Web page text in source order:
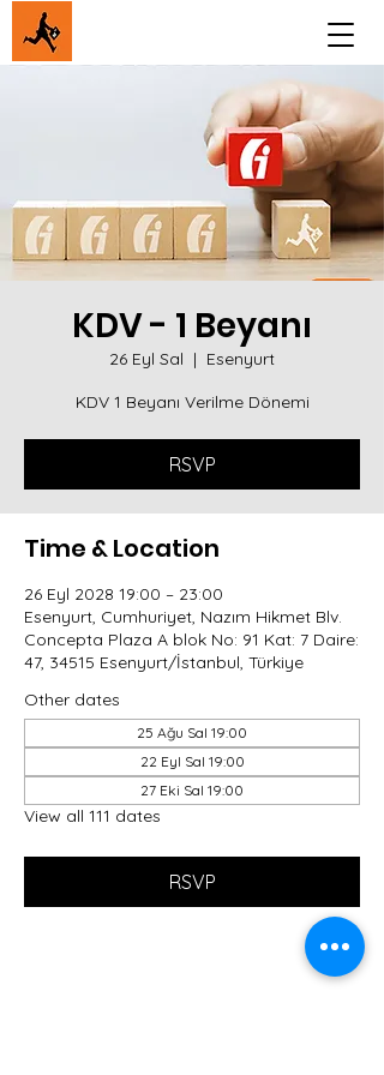
KDV - 1 Beyanı
26 Eyl Sal
  |
Esenyurt
KDV 1 Beyanı Verilme Dönemi
RSVP
Time & Location
26 Eyl 2028 19:00 – 23:00
Esenyurt, Cumhuriyet, Nazım Hikmet Blv.
Concepta Plaza A blok No: 91 Kat: 7 Daire:
47, 34515 Esenyurt/İstanbul, Türkiye
Other dates
25 Ağu Sal 19:00
22 Eyl Sal 19:00
27 Eki Sal 19:00
View all 111 dates
RSVP